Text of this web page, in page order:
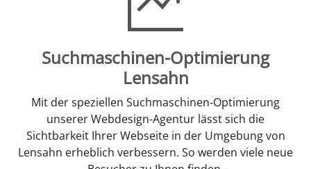
Suchmaschinen-Optimierung
Lensahn
Mit der speziellen Suchmaschinen-Optimierung
unserer Webdesign-Agentur lässt sich die
Sichtbarkeit Ihrer Webseite in der Umgebung von
Lensahn erheblich verbessern. So werden viele neue